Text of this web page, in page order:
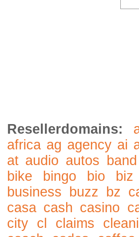
Resellerdomains:
africa ag agency ai
at audio autos band
bike
bingo bio biz
business
buzz bz
casa cash casino
city
cl claims